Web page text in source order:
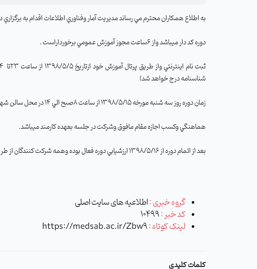
به اطلاع همکاران محترم مي رساند مديريت آمار وفناوري اطلاعات اقدام به
دوره کد دار ميباشد واز 6ساعت مجوز آموزش عمومي برخورداراست .
ثبت نام اينترنتي واز طريق پرتال آموزش خود ازتاريخ 1398/5/5 از ساعت 23تا 1398/
شناسنامه درج خواهد شد)
زمان دوره روز سه شنبه مورخه 1398/5/15 از ساعت 8صبح الي 14 در محل سالن شهيد آويني خواهد بود.
هماهنگي وکسب اجازه مقام مافوق وشرکت در جلسه بعهده کارمند ميباشد.
بعد از اتمام دوره از 1398/5/16 ارزشيابي دوره فعال بوده وهمه شرکت کنندگان از طريق پرتال آموزش خود ملزم به ثبت ارزشيابي دوره خواهندبود . درغير اين صورت دوره درشناسنامه درج نخواهدشد.
گروه خبری :اطلاعیه های سایت اصلی
کد خبر :10499
لینک کوتاه : https://medsab.ac.ir/Zbw9
کلمات کلیدی